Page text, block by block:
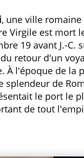
, une ville
Virgile est mort
19 avant J.-C.
retour d'un
À l'époque de la
splendeur de
le port le
de tout